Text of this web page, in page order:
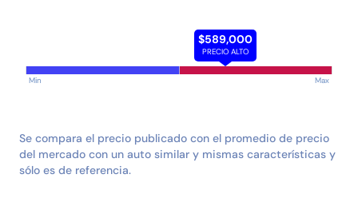
$589,000
PRECIO ALTO
Min Max
Se compara el precio publicado con el promedio de precio
del mercado con un auto similar y mismas características y
sólo es de referencia.